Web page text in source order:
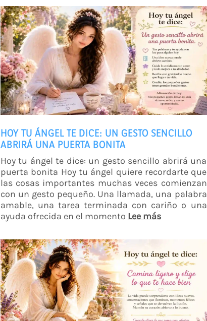
HOY TU ÁNGEL TE DICE: UN GESTO SENCILLO
ABRIRÁ UNA PUERTA BONITA
Hoy tu ángel te dice: un gesto sencillo abrirá una
puerta bonita Hoy tu ángel quiere recordarte que
las cosas importantes muchas veces comienzan
con un gesto pequeño. Una llamada, una palabra
amable, una tarea terminada con cariño o una
ayuda ofrecida en el momento Lee más